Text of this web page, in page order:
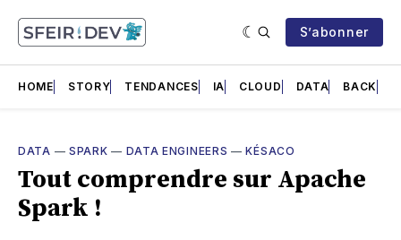
S’abonner
HOME STORY TENDANCES IA CLOUD DATA BACK
DATA — SPARK — DATA ENGINEERS —KÉSACO
Tout comprendre sur Apache
Spark !